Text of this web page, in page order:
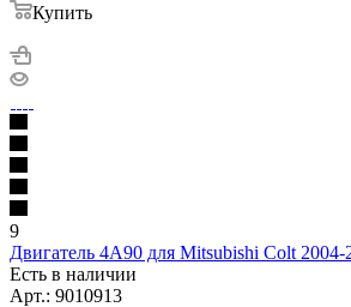
Купить
9
Двигатель 4A90 для Mitsubishi Colt 2004-
Есть в наличии
Арт.: 9010913